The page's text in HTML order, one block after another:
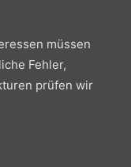
müssen
Fehler,
prüfen wir